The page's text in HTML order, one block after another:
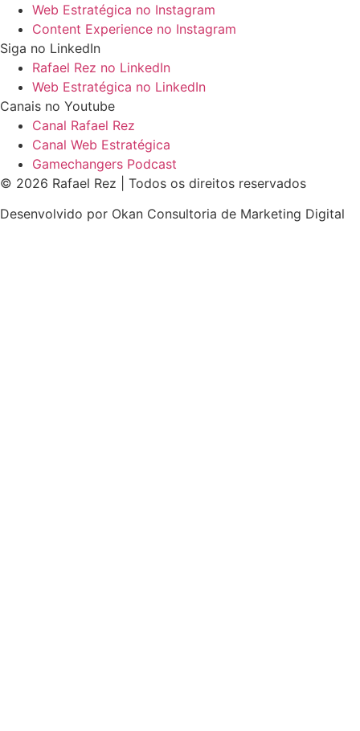
Web Estratégica no Instagram
Content Experience no Instagram
Siga no LinkedIn
Rafael Rez no LinkedIn
Web Estratégica no LinkedIn
Canais no Youtube
Canal Rafael Rez
Canal Web Estratégica
Gamechangers Podcast
© 2026 Rafael Rez | Todos os direitos reservados
Desenvolvido por Okan Consultoria de Marketing Digital